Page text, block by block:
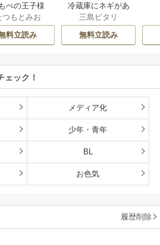
べの王子様
き下ろしおま
付き特装版】
つもとみお
料立読み
冷蔵庫にネギがあ
ったカモ
三島ピタリ
無料立読み
ェック！
メディア化
少年・青年
BL
お色気
履歴削除